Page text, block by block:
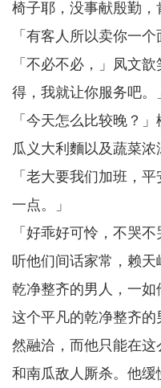
椅子耶，没事献殷勤，
「有客人所以卖你一
「不必不必，」凤文
得，我就让你服务吧。
「今天怎么比较晚？
瓜义大利麵以及蔬菜浓
「老大要我们加班，
一点。」
「好乖好可怜，不哭
听他们间话家常，赖
乾净整齐的男人，一如
这个平凡的乾净整齐
然融洽，而他只能在
和南瓜敌人厮杀。他